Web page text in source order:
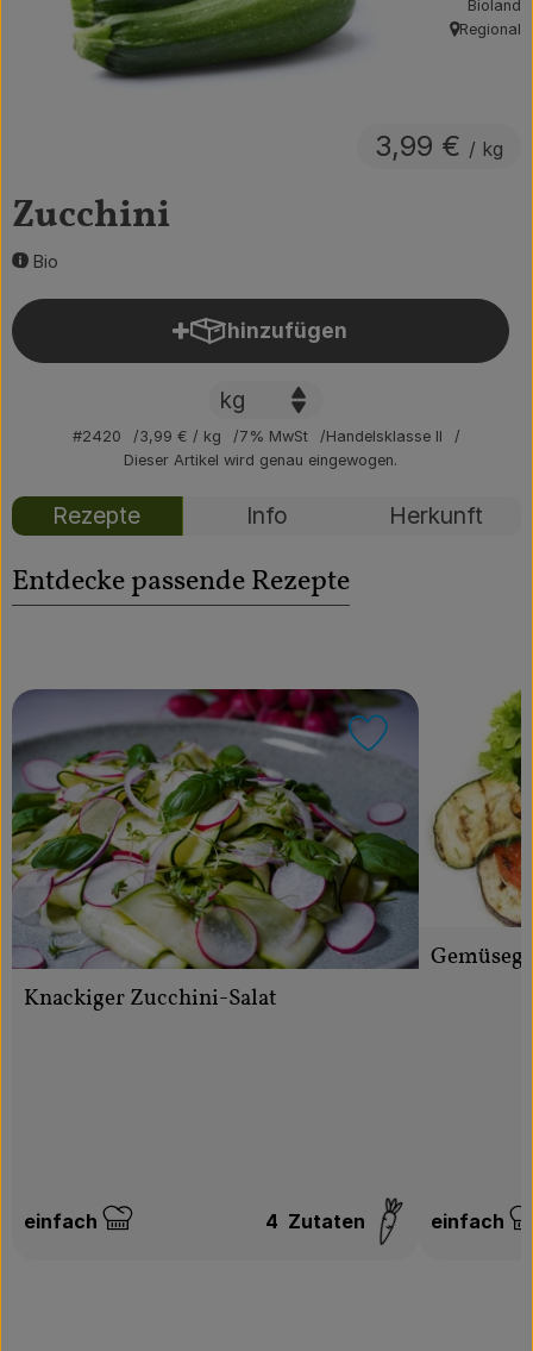
Obst & Gemüse
Getränke
Haushalt
Brodowin besuchen
Über uns
Community
Zucchini
Bio
3,99 € / kg
Bioland
, Herkunft:
Regional
hinzufügen
Produkt zum Warenkorb
#2420 3,99 € / kg 7% MwSt
Handelsklasse II
Dieser Artikel wird genau eingewogen.
Rezepte Info Herkunft
Entdecke passende Rezepte
Knackiger Zucchini-Salat
Schwierigkeit:
einfach 4 Zutaten
Rezept zu
einfach